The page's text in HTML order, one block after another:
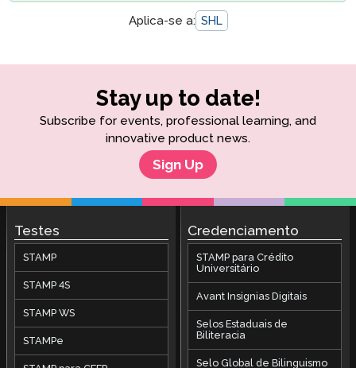
Aplica-se a: SHL
Stay up to date!
Subscribe for events, professional learning, and
innovative product news.
Sign Up
Testes
STAMP
STAMP 4S
STAMP WS
STAMPe
Credenciamento
STAMP para Crédito
Universitário
Avant Insignias Digitais
Selos Estaduais de
Biliteracia
Selo Global de Bilinguismo